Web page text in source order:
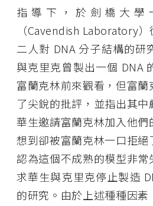
指導下，於劍橋大學
（Cavendish Laboratory
二人對 DNA 分子結構的研
與克里克曾製出一個 DNA
富蘭克林前來觀看，但富
了尖銳的批評，並指出其
華生邀請富蘭克林加入他
想到卻被富蘭克林一口拒
認為這個不成熟的模型非
求華生與克里克停止製造
的研究。由於上述種種因